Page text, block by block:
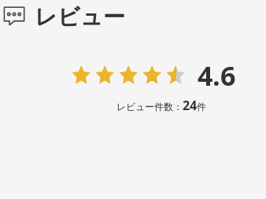
レビュー
4.6
レビュー件数： 24件